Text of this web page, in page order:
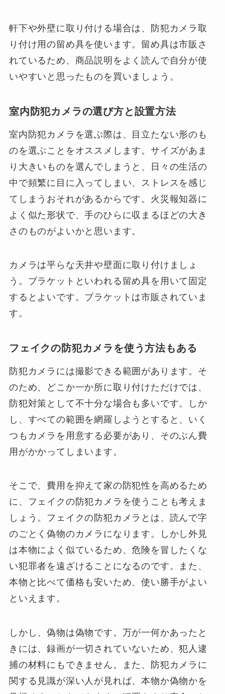
軒下や外壁に取り付ける場合は、防犯カメラ取
り付け用の留め具を使います。留め具は市販さ
れているため、商品説明をよく読んで自分が使
いやすいと思ったものを買いましょう。
室内防犯カメラの選び方と設置方法
室内防犯カメラを選ぶ際は、目立たない形のも
のを選ぶことをオススメします。サイズがあま
り大きいものを選んでしまうと、日々の生活の
中で頻繁に目に入ってしまい、ストレスを感じ
てしまうおそれがあるからです。火災報知器に
よく似た形状で、手のひらに収まるほどの大き
さのものがよいかと思います。
カメラは平らな天井や壁面に取り付けましょ
う。ブラケットといわれる留め具を用いて固定
するとよいです。ブラケットは市販されていま
す。
フェイクの防犯カメラを使う方法もある
防犯カメラには撮影できる範囲があります。そ
のため、どこか一か所に取り付けただけでは、
防犯対策として不十分な場合も多いです。しか
し、すべての範囲を網羅しようとすると、いく
つもカメラを用意する必要があり、そのぶん費
用がかかってしまいます。
そこで、費用を抑えて家の防犯性を高めるため
に、フェイクの防犯カメラを使うことも考えま
しょう。フェイクの防犯カメラとは、読んで字
のごとく偽物のカメラになります。しかし外見
は本物によく似ているため、危険を冒したくな
い犯罪者を遠ざけることになるのです。また、
本物と比べて価格も安いため、使い勝手がよい
といえます。
しかし、偽物は偽物です。万が一何かあったと
きには、録画が一切されていないため、犯人逮
捕の材料にもできません。また、防犯カメラに
関する見識が深い人が見れば、本物か偽物かを